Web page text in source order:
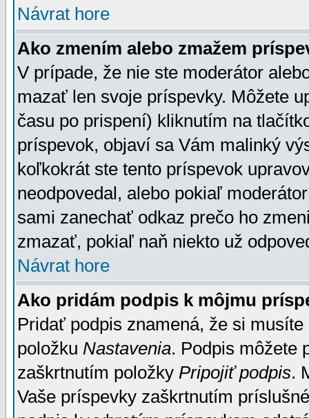
Návrat hore
Ako zmením alebo zmažem
V prípade, že nie ste moderátor
mazať len svoje príspevky. Môžete
času po prispení) kliknutím na
príspevok, objaví sa Vám malinký
koľkokrát ste tento príspevok
neodpovedal, alebo pokiaľ
sami zanechať odkaz prečo ho
zmazať, pokiaľ naň niekto už
Návrat hore
Ako pridám podpis k môjmu
Pridať podpis znamená, že si
položku Nastavenia. Podpis môžete
zaškrtnutím položky Pripojiť podpis.
Vaše príspevky zaškrtnutím